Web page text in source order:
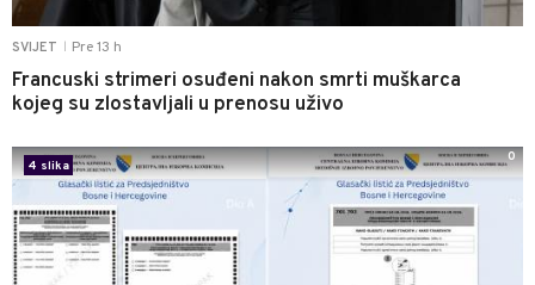
SVIJET Pre 13 h
Francuski strimeri osuđeni nakon smrti muškarca
kojeg su zlostavljali u prenosu uživo
4 slika
0